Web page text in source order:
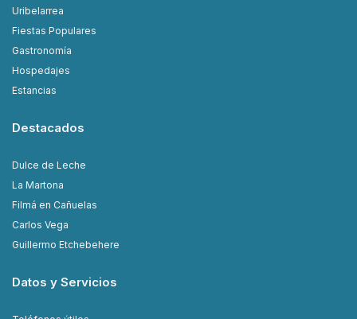
Uribelarrea
Fiestas Populares
Gastronomía
Hospedajes
Estancias
Destacados
Dulce de Leche
La Martona
Filmá en Cañuelas
Carlos Vega
Guillermo Etchebehere
Datos y Servicios